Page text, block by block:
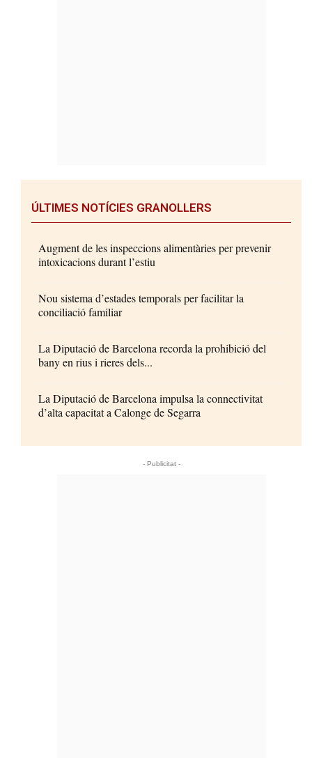
ÚLTIMES NOTÍCIES GRANOLLERS
Augment de les inspeccions alimentàries per prevenir
intoxicacions durant l’estiu
Nou sistema d’estades temporals per facilitar la
conciliació familiar
La Diputació de Barcelona recorda la prohibició del
bany en rius i rieres dels...
La Diputació de Barcelona impulsa la connectivitat
d’alta capacitat a Calonge de Segarra
- Publicitat -